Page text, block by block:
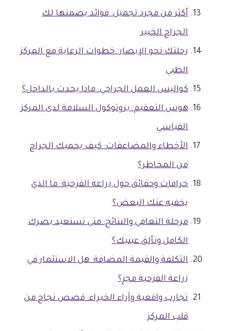
أكثر من مجرد تجميل: فوائد يضمنها لك
الجراح الخبير
رحلتك نحو الإبصار: خطوات الرعاية مع المركز
الطبي
كواليس العمل الجراحي: ماذا يحدث بالداخل؟
هوس التعقيم: بروتوكول السلامة لدى المركز
القياسي
الأخطاء والمضاعفات: كيف يحميك الجراح
من المخاطر؟
خرافات وحقائق حول زراعة القزحية: ما الذي
يخفيه عنك البعض؟
مرحلة التعافي والنتائج: متى تستعيد بصرك
الكامل وتألق عينيك؟
التكلفة والقيمة المضافة: هل الاستثمار في
زراعة القزحية مجزٍ؟
تجارب واقعية وآراء الخبراء: قصص نجاح من
قلب المركز